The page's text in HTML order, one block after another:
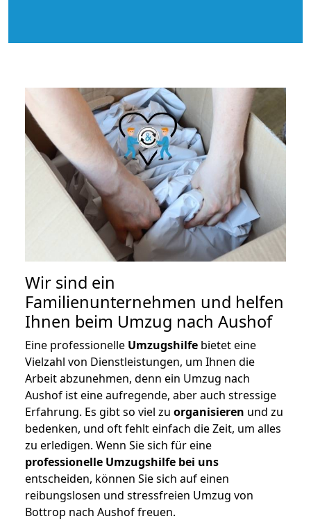
Wir sind ein
Familienunternehmen und helfen
Ihnen beim Umzug nach Aushof
Eine professionelle Umzugshilfe bietet eine
Vielzahl von Dienstleistungen, um Ihnen die
Arbeit abzunehmen, denn ein Umzug nach
Aushof ist eine aufregende, aber auch stressige
Erfahrung. Es gibt so viel zu organisieren und zu
bedenken, und oft fehlt einfach die Zeit, um alles
zu erledigen. Wenn Sie sich für eine
professionelle Umzugshilfe bei uns
entscheiden, können Sie sich auf einen
reibungslosen und stressfreien Umzug von
Bottrop nach Aushof freuen.